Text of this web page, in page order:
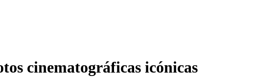
cinematográficas icónicas